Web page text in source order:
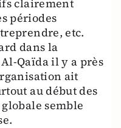
clairement
périodes
etc.
dans la
Qaïda il y a près
ait
au début des
semble